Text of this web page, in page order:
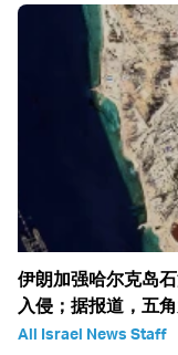
伊朗加强哈尔克岛
入侵；据报道，五
All Israel News Staff